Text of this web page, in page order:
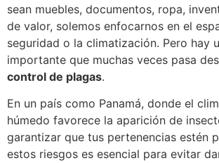
sean muebles, documentos, ropa,
de valor, solemos enfocarnos en el
seguridad o la climatización. Pero hay
importante que muchas veces pasa
control de plagas.
En un país como Panamá, donde el
húmedo favorece la aparición de
garantizar que tus pertenencias estén
estos riesgos es esencial para evitar